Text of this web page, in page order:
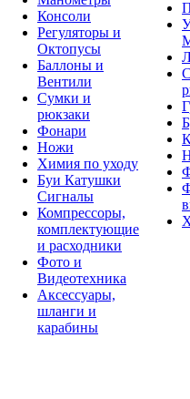
Консоли
Регуляторы и
Октопусы
Баллоны и
Вентили
Сумки и
рюкзаки
Фонари
Ножи
Химия по уходу
Буи Катушки
Сигналы
Компрессоры,
комплектующие
и расходники
Фото и
Видеотехника
Аксессуары,
шланги и
карабины